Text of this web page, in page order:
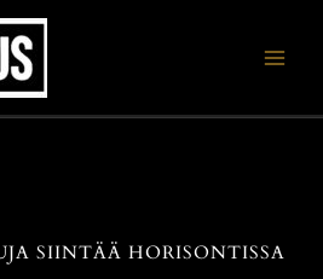
SIINTÄÄ HORISONTISSA